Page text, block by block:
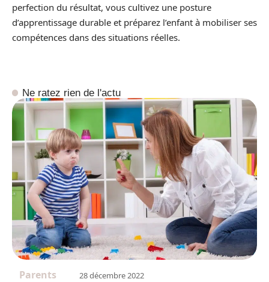
perfection du résultat, vous cultivez une posture
d’apprentissage durable et préparez l’enfant à mobiliser ses
compétences dans des situations réelles.
Ne ratez rien de l'actu
Parents 28 décembre 2022